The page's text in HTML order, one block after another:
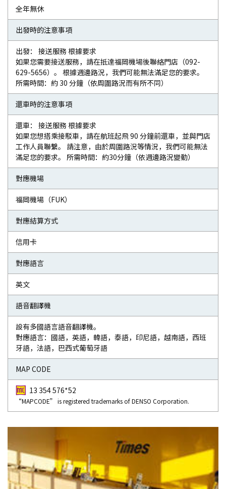
全年無休
出發時的注意事項
出發： 接送服務 根據要求
如果您需要接送服務，請在抵達福岡機場後聯絡門店（092-
629-5656）。 根據週邊路況，我們可能無法滿足您的要求。
所需時間：約 30 分鐘（依周圍路況而有所不同）
還車時的注意事項
還車： 接送服務 根據要求
如果您想搭乘接駁車，請在航班起飛 90 分鐘前還車，並與門店
工作人員聯繫。 請注意，由於周圍路況等情況，我們可能無法
滿足您的要求。 所需時間：約30分鐘（依週邊路況變動）
對應機場
福岡機場（FUK）
對應結算方式
信用卡
對應語言
英文
語音翻譯機
設有多國語言語音翻譯機。
對應語言：國語，英語，韓語，泰語，印尼語，越南語，西班
牙語，法語，巴西式葡萄牙語
MAP CODE
13 354 576*52
“MAPCODE” is registered trademarks of DENSO Corporation.